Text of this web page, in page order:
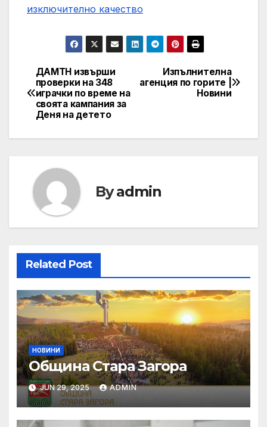
изключително качество
Post
navigation
Изпълнителна
агенция по горите |
Новини
ДАМТН извърши
проверки на 348
играчки по време на
своята кампания за
Деня на детето
Byadmin
Related Post
НОВИНИ
Община Стара Загора
JUN 29, 2025 ADMIN